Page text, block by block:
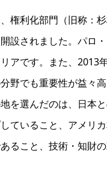
権利化部門（旧称：
設されました。パロ
アです。また、2013
野でも重要性が益々高
を選んだのは、日本
ていること、アメリ
ること、技術・知財